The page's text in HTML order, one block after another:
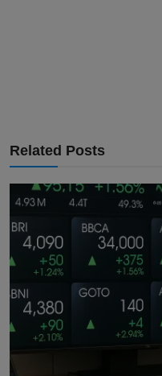
Related Posts